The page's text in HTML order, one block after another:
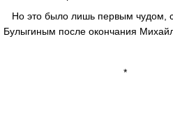
Но это было лишь первым чудом,
Булыгиным после окончания
* *